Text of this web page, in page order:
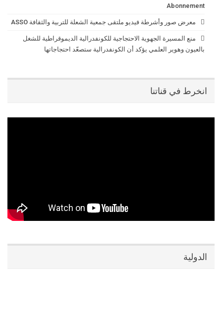
Abonnement
معرض صور وأشرطة فيديو ملتقى جمعية الشعلة للتربية والثقافة ASSO
منع المسيرة الجهوية الاحتجاجية للكونفدرالية الديموقراطية للشغل
بالعيون وهوير العلمي يؤكد أن الكونفدرالية ستصعّد احتجاجاتها
انخرط في قناتنا
الدولية